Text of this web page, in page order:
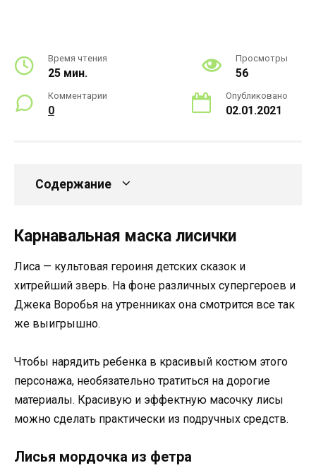
Время чтения
25 мин.
Просмотры
56
Комментарии
0
Опубликовано
02.01.2021
Содержание
Карнавальная маска лисички
Лиса — культовая героиня детских сказок и
хитрейший зверь. На фоне различных супергероев и
Джека Воробья на утренниках она смотрится все так
же выигрышно.
Чтобы нарядить ребенка в красивый костюм этого
персонажа, необязательно тратиться на дорогие
материалы. Красивую и эффектную масочку лисы
можно сделать практически из подручных средств.
Лисья мордочка из фетра